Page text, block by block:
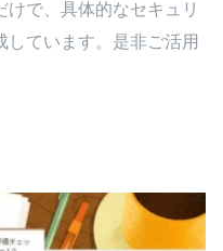
で、具体的なセキュリ
ています。是非ご活用